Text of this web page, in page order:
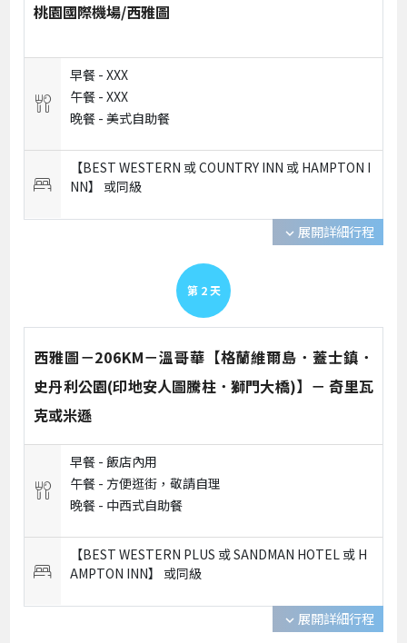
桃園國際機場/西雅圖
早餐 -XXX
午餐 -XXX
晚餐 -美式自助餐
【BEST WESTERN 或 COUNTRY INN 或 HAMPTON I
NN】 或同級
expand_more 展開詳細行程
第 2 天
西雅圖－206KM－溫哥華【格蘭維爾島．蓋士鎮．
史丹利公園(印地安人圖騰柱．獅門大橋)】－ 奇里瓦
克或米遜
早餐 -飯店內用
午餐 - 方便逛街，敬請自理
晚餐 - 中西式自助餐
【BEST WESTERN PLUS 或 SANDMAN HOTEL 或 H
AMPTON INN】 或同級
expand_more 展開詳細行程